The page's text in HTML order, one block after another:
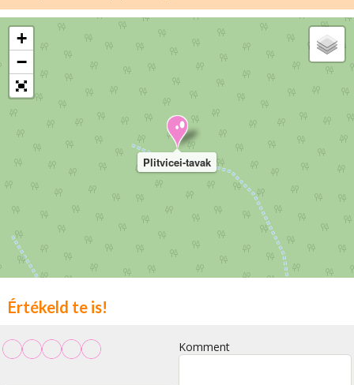
Plitvicei-tavak
+
−
Értékeld te is!
Komment